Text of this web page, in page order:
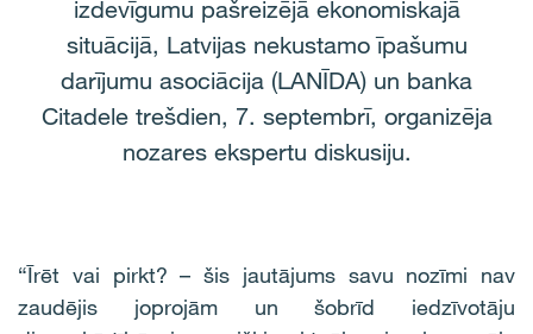
izdevīgumu pašreizējā ekonomiskajā
situācijā, Latvijas nekustamo īpašumu
darījumu asociācija (LANĪDA) un banka
Citadele trešdien, 7. septembrī, organizēja
nozares ekspertu diskusiju.
“Īrēt vai pirkt? – šis jautājums savu nozīmi nav
zaudējis joprojām un šobrīd iedzīvotāju